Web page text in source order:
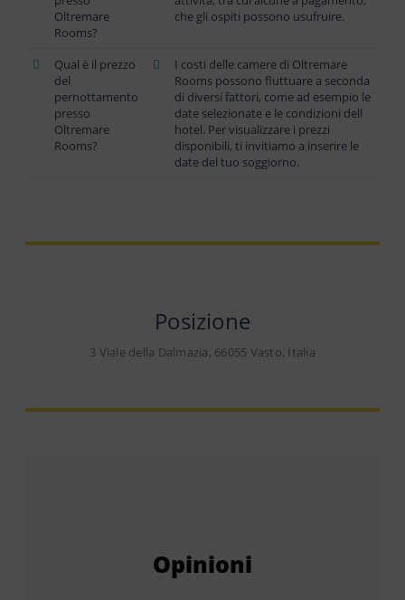
Oltremare
Rooms?
che gli ospiti possono usufruire.
Qual è il prezzo
del
pernottamento
presso
Oltremare
Rooms?
I costi delle camere di Oltremare
Rooms possono fluttuare a seconda
di diversi fattori, come ad esempio le
date selezionate e le condizioni dell
hotel. Per visualizzare i prezzi
disponibili, ti invitiamo a inserire le
date del tuo soggiorno.
Posizione
3 Viale della Dalmazia, 66055 Vasto, Italia
Opinioni